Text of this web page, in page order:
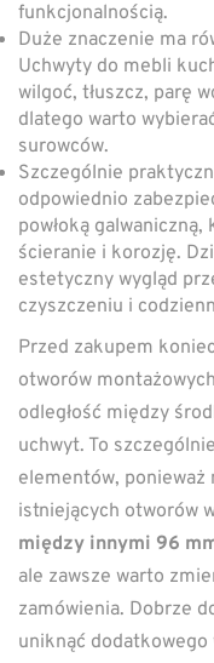
funkcjonalnością.
Duże znaczenie ma
Uchwyty do mebli
wilgoć, tłuszcz, parę
dlatego warto
surowców.
Szczególnie
odpowiednio
powłoką
ścieranie i korozję.
estetyczny wygląd
czyszczeniu i
Przed zakupem
otworów
odległość między
uchwyt. To
elementów, ponieważ
istniejących otworów
między innymi 96
ale zawsze warto
zamówienia. Dobrze
uniknąć